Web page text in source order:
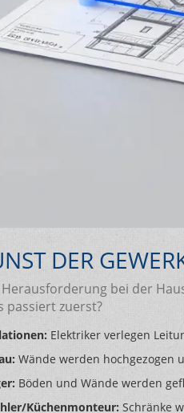
DER
bei der
passiert zuerst?
Elektriker verlegen
Wände werden hochgezogen
Böden und Wände werden
Küchenmonteur: Schränke